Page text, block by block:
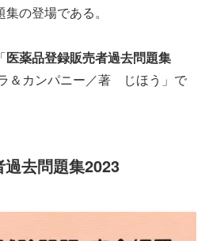
の登場である。
医薬品登録販売者過去問題集
＆カンパニー／著 じほう」で
去問題集2023